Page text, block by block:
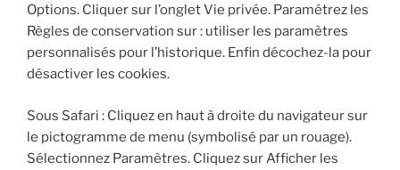
Options. Cliquer sur l’onglet Vie privée. Paramétrez les
Règles de conservation sur : utiliser les paramètres
personnalisés pour l’historique. Enfin décochez-la pour
désactiver les cookies.
Sous Safari : Cliquez en haut à droite du navigateur sur
le pictogramme de menu (symbolisé par un rouage).
Sélectionnez Paramètres. Cliquez sur Afficher les